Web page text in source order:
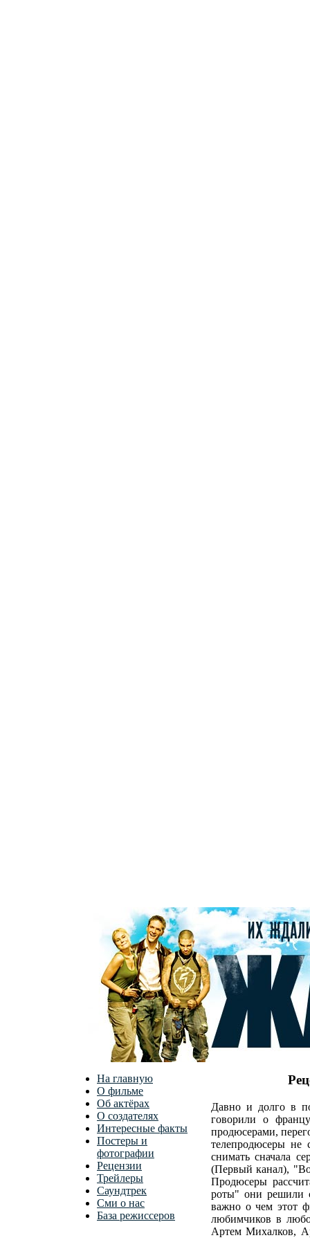
На главную
О фильме
Об актёрах
О создателях
Интересные факты
Постеры и
фотографии
Рецензии
Трейлеры
Саундтрек
Сми о нас
База режиссеров
Давно и долго в
говорили о
продюсерами,
телепродюсеры не
снимать сначала
(Первый канал),
Продюсеры
роты" они решили
важно о чем этот
любимчиков в
Артем Михалков,